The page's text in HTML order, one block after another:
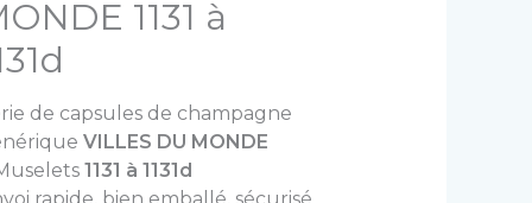
1131 à
de capsules de champagne
VILLES DU MONDE
1131 à 1131d